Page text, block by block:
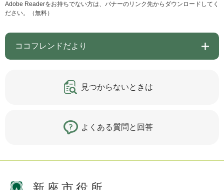
Adobe Readerをお持ちでない方は、バナーのリンク先からダウンロードしてく
ださい。（無料）
ココフレンドだより
見つからないときは
よくある質問と回答